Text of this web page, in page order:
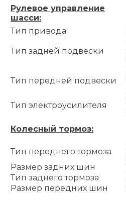
Рулевое управление
шасси:
Тип привода
Тип задней подвески
Тип передней подвески
Тип электроусилителя
Колесный тормоз:
Тип переднего тормоза
Размер задних шин
Тип заднего тормоза
Размер передних шин